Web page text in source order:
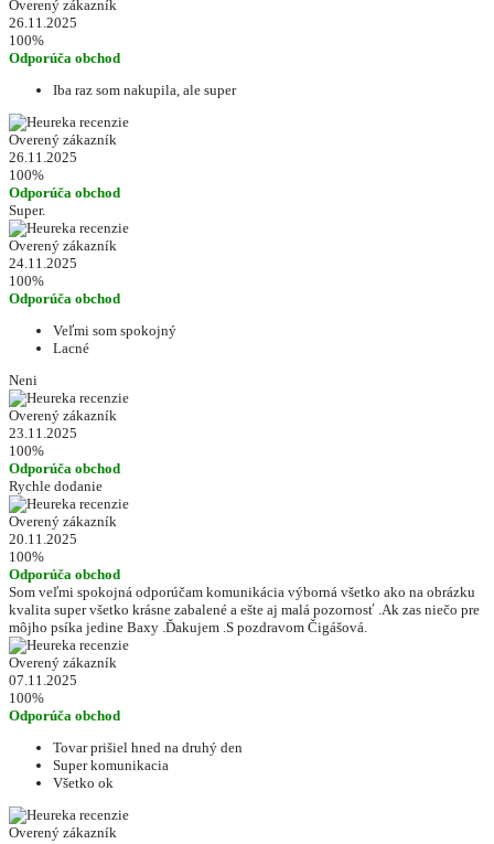
Overený zákazník
26.11.2025
100%
Odporúča obchod
Iba raz som nakupila, ale super
Overený zákazník
26.11.2025
100%
Odporúča obchod
Super.
Overený zákazník
24.11.2025
100%
Odporúča obchod
Veľmi som spokojný
Lacné
Neni
Overený zákazník
23.11.2025
100%
Odporúča obchod
Rychle dodanie
Overený zákazník
20.11.2025
100%
Odporúča obchod
Som veľmi spokojná odporúčam komunikácia výborná všetko ako na obrázku
kvalita super všetko krásne zabalené a ešte aj malá pozornosť .Ak zas niečo pre
môjho psíka jedine Baxy .Ďakujem .S pozdravom Čigášová.
Overený zákazník
07.11.2025
100%
Odporúča obchod
Tovar prišiel hned na druhý den
Super komunikacia
Všetko ok
Overený zákazník